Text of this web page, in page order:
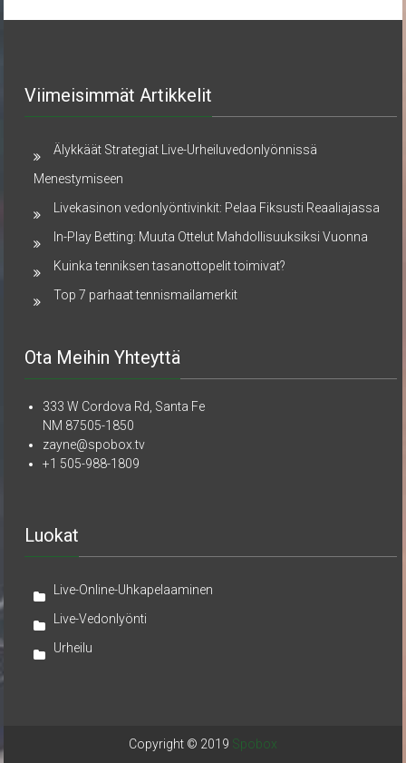
Viimeisimmät Artikkelit
Älykkäät Strategiat Live-Urheiluvedonlyönnissä
Menestymiseen
Livekasinon vedonlyöntivinkit: Pelaa Fiksusti Reaaliajassa
In-Play Betting: Muuta Ottelut Mahdollisuuksiksi Vuonna
Kuinka tenniksen tasanottopelit toimivat?
Top 7 parhaat tennismailamerkit
Ota Meihin Yhteyttä
333 W Cordova Rd, Santa Fe
NM 87505-1850
zayne@spobox.tv
+1 505-988-1809
Luokat
Live-Online-Uhkapelaaminen
Live-Vedonlyönti
Urheilu
Copyright © 2019 Spobox